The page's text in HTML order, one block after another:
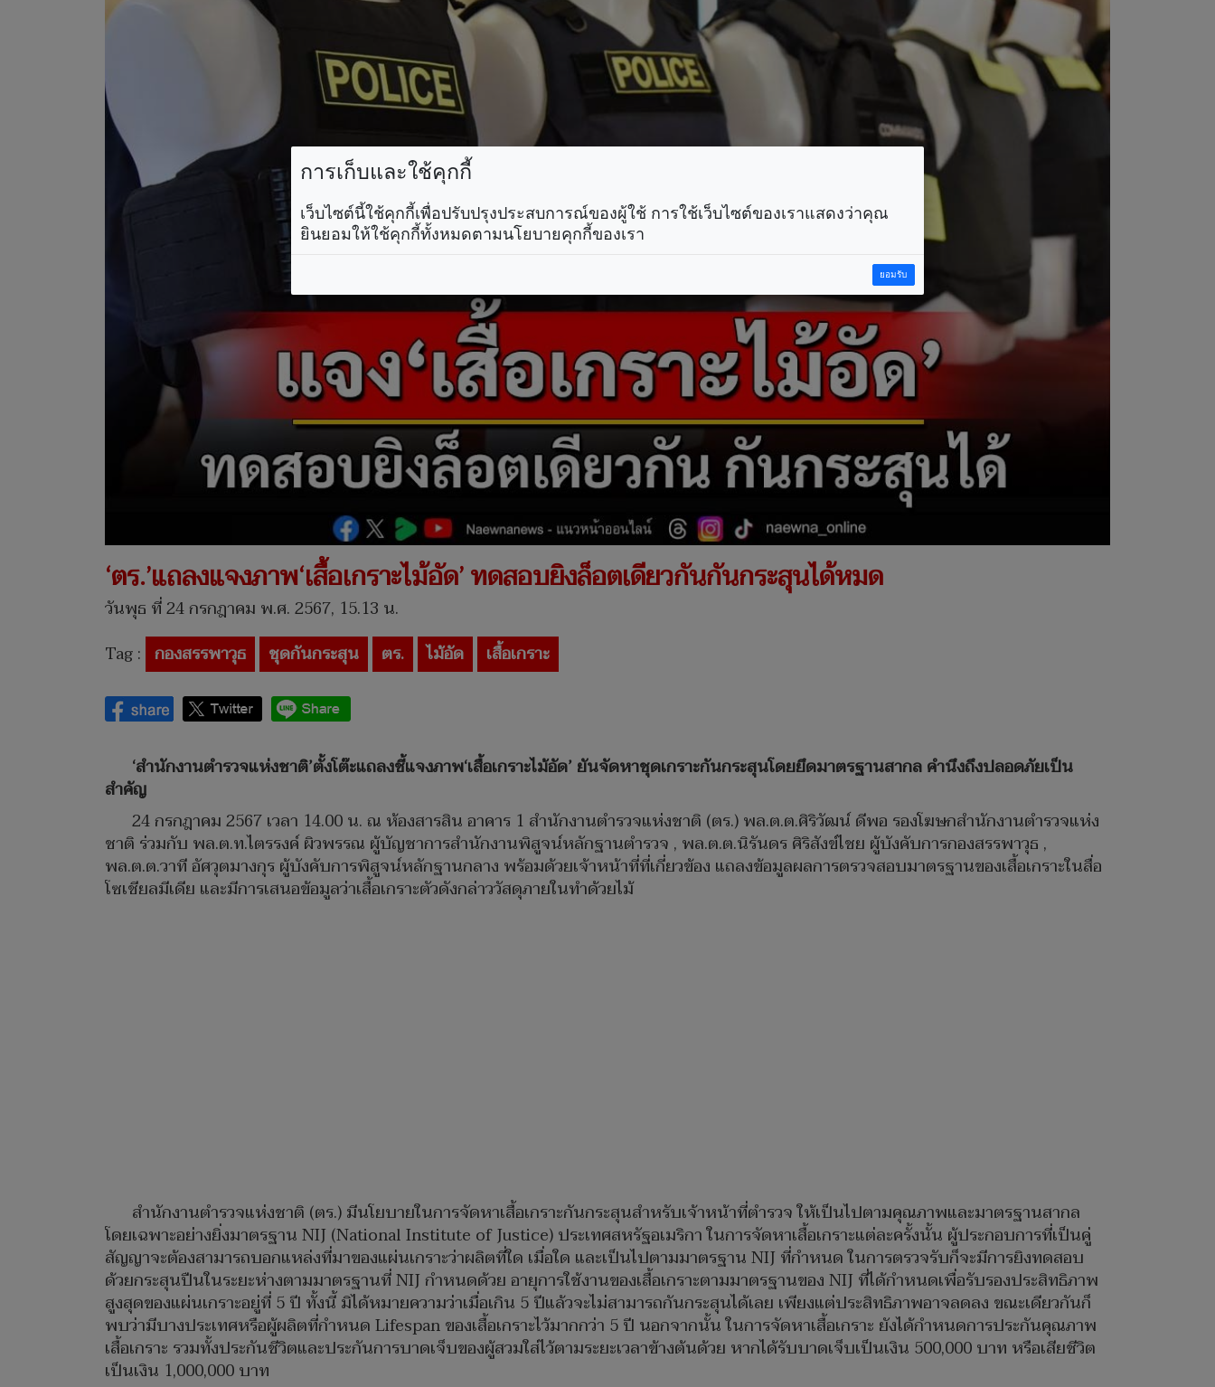
‘ตร.’แถลงแจงภาพ‘เสื้อเกราะไม้อัด’ ทดสอบยิงล็อตเดียวกันกันกระสุนได้หมด
วันพุธ ที่ 24 กรกฎาคม พ.ศ. 2567, 15.13 น.
Tag : กองสรรพาวุธ ชุดกันกระสุน ตร. ไม้อัด เสื้อเกราะ
‘สำนักงานตำรวจแห่งชาติ’ตั้งโต๊ะแถลงชี้แจงภาพ‘เสื้อเกราะไม้อัด’ ยันจัดหาชุดเกราะกันกระสุนโดยยึดมาตรฐานสากล คำนึงถึงปลอดภัยเป็น
สำคัญ
24 กรกฎาคม 2567 เวลา 14.00 น. ณ ห้องสารสิน อาคาร 1 สำนักงานตำรวจแห่งชาติ (ตร.) พล.ต.ต.ศิริวัฒน์ ดีพอ รองโฆษกสำนักงานตำรวจแห่ง
ชาติ ร่วมกับ พล.ต.ท.ไตรรงค์ ผิวพรรณ ผู้บัญชาการสำนักงานพิสูจน์หลักฐานตำรวจ , พล.ต.ต.นิรันดร ศิริสังข์ไชย ผู้บังคับการกองสรรพาวุธ ,
พล.ต.ต.วาที อัศวุตมางกุร ผู้บังคับการพิสูจน์หลักฐานกลาง พร้อมด้วยเจ้าหน้าที่ที่เกี่ยวข้อง แถลงข้อมูลผลการตรวจสอบมาตรฐานของเสื้อเกราะในสื่อ
โซเชียลมีเดีย และมีการเสนอข้อมูลว่าเสื้อเกราะตัวดังกล่าววัสดุภายในทำด้วยไม้
สำนักงานตำรวจแห่งชาติ (ตร.) มีนโยบายในการจัดหาเสื้อเกราะกันกระสุนสำหรับเจ้าหน้าที่ตำรวจ ให้เป็นไปตามคุณภาพและมาตรฐานสากล
โดยเฉพาะอย่างยิ่งมาตรฐาน NIJ (National Institute of Justice) ประเทศสหรัฐอเมริกา ในการจัดหาเสื้อเกราะแต่ละครั้งนั้น ผู้ประกอบการที่เป็นคู่
สัญญาจะต้องสามารถบอกแหล่งที่มาของแผ่นเกราะว่าผลิตที่ใด เมื่อใด และเป็นไปตามมาตรฐาน NIJ ที่กำหนด ในการตรวจรับก็จะมีการยิงทดสอบ
ด้วยกระสุนปืนในระยะห่างตามมาตรฐานที่ NIJ กำหนดด้วย อายุการใช้งานของเสื้อเกราะตามมาตรฐานของ NIJ ที่ได้กำหนดเพื่อรับรองประสิทธิภาพ
สูงสุดของแผ่นเกราะอยู่ที่ 5 ปี ทั้งนี้ มิได้หมายความว่าเมื่อเกิน 5 ปีแล้วจะไม่สามารถกันกระสุนได้เลย เพียงแต่ประสิทธิภาพอาจลดลง ขณะเดียวกันก็
พบว่ามีบางประเทศหรือผู้ผลิตที่กำหนด Lifespan ของเสื้อเกราะไว้มากกว่า 5 ปี นอกจากนั้น ในการจัดหาเสื้อเกราะ ยังได้กำหนดการประกันคุณภาพ
เสื้อเกราะ รวมทั้งประกันชีวิตและประกันการบาดเจ็บของผู้สวมใส่ไว้ตามระยะเวลาข้างต้นด้วย หากได้รับบาดเจ็บเป็นเงิน 500,000 บาท หรือเสียชีวิต
เป็นเงิน 1,000,000 บาท
การเก็บและใช้คุกกี้
เว็บไซต์นี้ใช้คุกกี้เพื่อปรับปรุงประสบการณ์ของผู้ใช้ การใช้เว็บไซต์ของเราแสดงว่าคุณ
ยินยอมให้ใช้คุกกี้ทั้งหมดตามนโยบายคุกกี้ของเรา
ยอมรับ